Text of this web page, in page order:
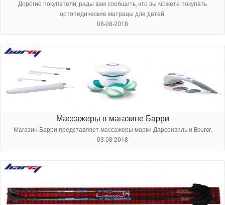
Дорогие покупатели, рады вам сообщить, что вы можете покупать
ортопедические матрацы для детей.
08-08-2018
Массажеры в магазине Барри
Магазин Барри представляет массажеры марки Дарсонваль и Beurer.
03-08-2018